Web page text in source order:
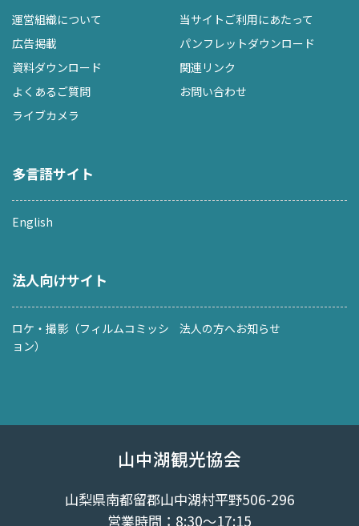
運営組織について
当サイトご利用にあたって
広告掲載
パンフレットダウンロード
資料ダウンロード
関連リンク
よくあるご質問
お問い合わせ
ライブカメラ
多言語サイト
English
法人向けサイト
ロケ・撮影（フィルムコミッシ
ョン）
法人の方へお知らせ
山中湖観光協会
山梨県南都留郡山中湖村平野506-296
営業時間：8:30～17:15